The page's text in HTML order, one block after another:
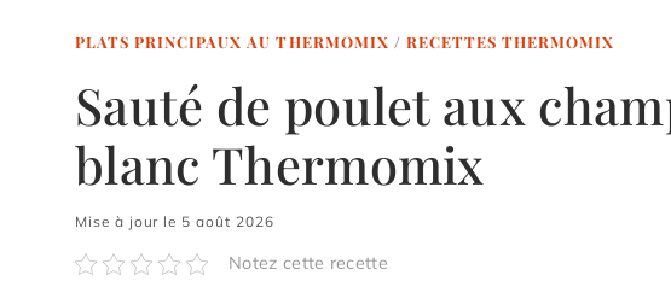
PLATS PRINCIPAUX AU THERMOMIX / RECETTES THERMOMIX
Sauté de poulet aux
blanc Thermomix
Mise à jour le 5 août 2026
Notez cette recette